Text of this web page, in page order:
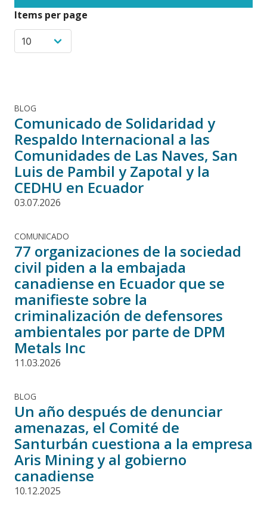
Items per page
BLOG
Comunicado de Solidaridad y
Respaldo Internacional a las
Comunidades de Las Naves, San
Luis de Pambil y Zapotal y la
CEDHU en Ecuador
03.07.2026
COMUNICADO
77 organizaciones de la sociedad
civil piden a la embajada
canadiense en Ecuador que se
manifieste sobre la
criminalización de defensores
ambientales por parte de DPM
Metals Inc
11.03.2026
BLOG
Un año después de denunciar
amenazas, el Comité de
Santurbán cuestiona a la empresa
Aris Mining y al gobierno
canadiense
10.12.2025